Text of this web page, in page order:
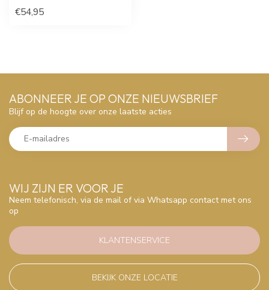
€54,95
WIJ ZIJN ER VOOR JE
Neem telefonisch, via de mail of via Whatsapp contact met ons
op
KLANTENSERVICE
BEKIJK ONZE LOCATIE
ABONNEER JE OP ONZE NIEUWSBRIEF
Blijf op de hoogte over onze laatste acties